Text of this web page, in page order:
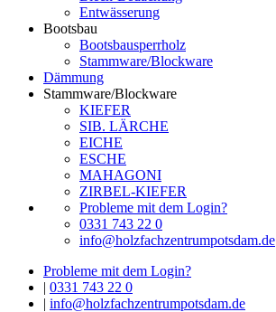
Entwässerung
Bootsbau
Bootsbausperrholz
Stammware/Blockware
Dämmung
Stammware/Blockware
KIEFER
SIB. LÄRCHE
EICHE
ESCHE
MAHAGONI
ZIRBEL-KIEFER
Probleme mit dem Login?
0331 743 22 0
info@holzfachzentrumpotsdam.de
Probleme mit dem Login?
| 0331 743 22 0
| info@holzfachzentrumpotsdam.de